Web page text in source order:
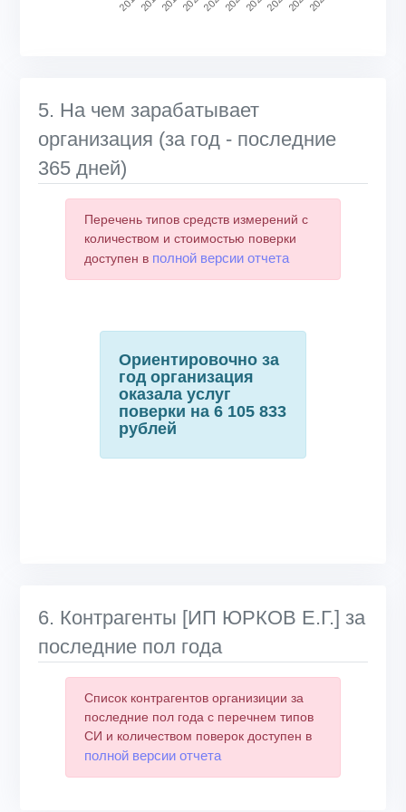
5. На чем зарабатывает
организация (за год - последние
365 дней)
Перечень типов средств измерений с
количеством и стоимостью поверки
доступен в полной версии отчета
Ориентировочно за
год организация
оказала услуг
поверки на 6 105 833
рублей
6. Контрагенты [ИП ЮРКОВ Е.Г.] за
последние пол года
Список контрагентов организиции за
последние пол года с перечнем типов
СИ и количеством поверок доступен в
полной версии отчета